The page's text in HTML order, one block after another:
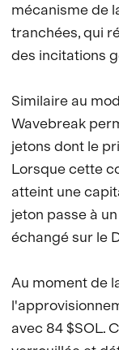
mécanisme de
tranchées, qui
des incitations
Similaire au
Wavebreak
jetons dont le
Lorsque cette
atteint une
jeton passe à
échangé sur le
Au moment de
avec 84 $SOL.